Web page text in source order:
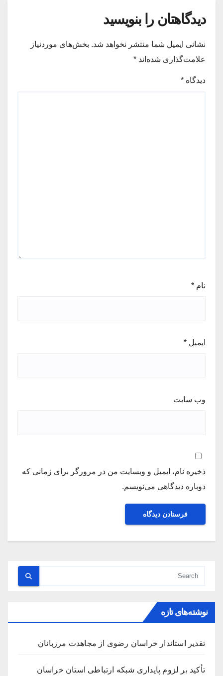
دیدگاهتان را بنویسید
نشانی ایمیل شما منتشر نخواهد شد. بخش‌های موردنیاز
علامت‌گذاری شده‌اند *
دیدگاه *
نام *
ایمیل *
وب‌ سایت
ذخیره نام، ایمیل و وبسایت من در مرورگر برای زمانی که
دوباره دیدگاهی می‌نویسم.
نوشته‌های تازه
تقدیر استاندار خراسان رضوی از مجاهدت مرزبانان
تأکید بر لزوم پایداری شبکه ارتباطی استان خراسان